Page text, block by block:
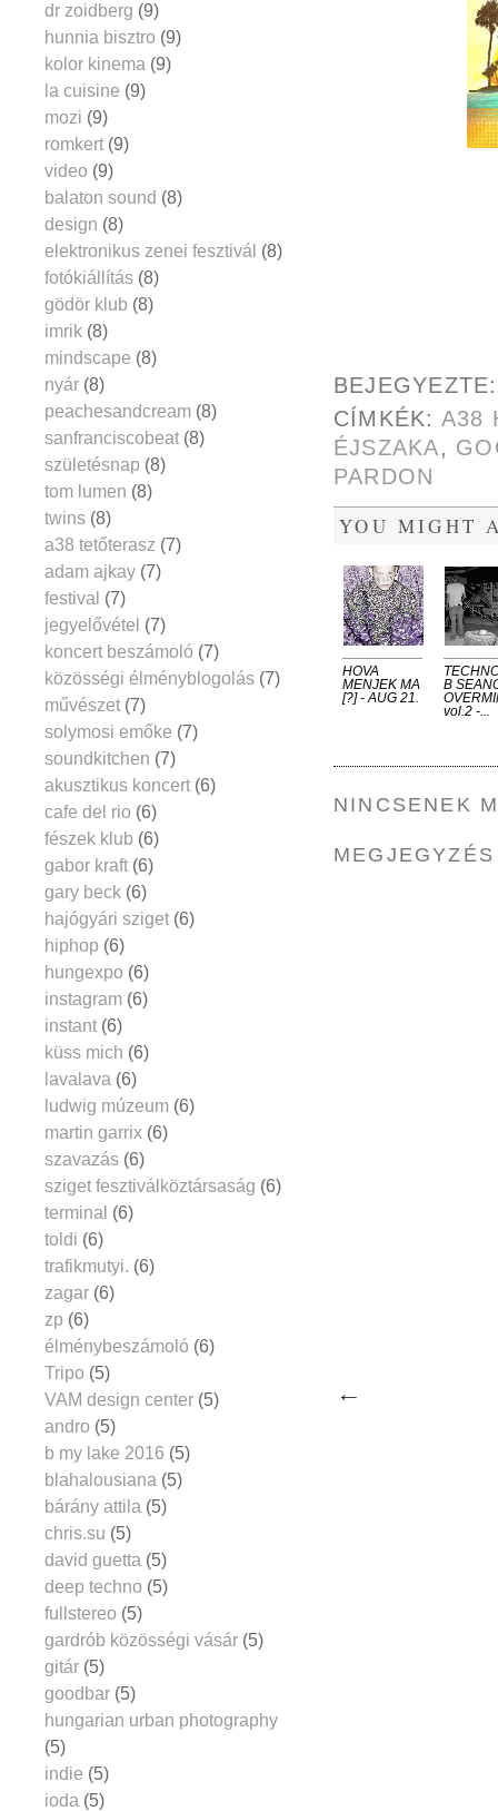
CÍMKÉK: A38
ÉJSZAKA,
PARDON
YOU MIGHT
HOVA
MENJEK MA
[?] - AUG 21.
B
vol.2 -...
NINCSENEK
dr zoidberg (9)
hunnia bisztro (9)
kolor kinema (9)
la cuisine (9)
mozi (9)
romkert (9)
video (9)
balaton sound (8)
design (8)
elektronikus zenei fesztivál (8)
fotókiállítás (8)
gödör klub (8)
imrik (8)
mindscape (8)
nyár (8)
peachesandcream (8)
sanfranciscobeat (8)
születésnap (8)
tom lumen (8)
twins (8)
a38 tetőterasz (7)
adam ajkay (7)
festival (7)
jegyelővétel (7)
koncert beszámoló (7)
közösségi élményblogolás (7)
művészet (7)
solymosi emőke (7)
soundkitchen (7)
akusztikus koncert (6)
cafe del rio (6)
fészek klub (6)
gabor kraft (6)
gary beck (6)
hajógyári sziget (6)
hiphop (6)
hungexpo (6)
instagram (6)
instant (6)
küss mich (6)
lavalava (6)
ludwig múzeum (6)
martin garrix (6)
szavazás (6)
sziget fesztiválköztársaság (6)
terminal (6)
toldi (6)
trafikmutyi. (6)
zagar (6)
zp (6)
élménybeszámoló (6)
Tripo (5)
VAM design center (5)
andro (5)
b my lake 2016 (5)
blahalousiana (5)
bárány attila (5)
chris.su (5)
david guetta (5)
deep techno (5)
fullstereo (5)
gardrób közösségi vásár (5)
gitár (5)
goodbar (5)
hungarian urban photography
(5)
indie (5)
ioda (5)